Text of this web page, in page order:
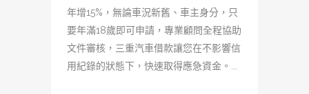
年增15%，無論車況新舊、車主身分，只
要年滿18歲即可申請，專業顧問全程協助
文件審核，三重汽車借款讓您在不影響信
用紀錄的狀態下，快速取得應急資金。...